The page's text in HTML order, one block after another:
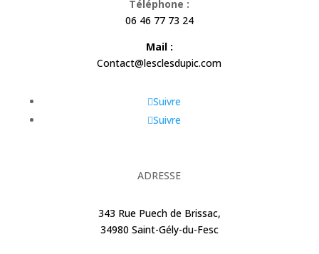
Téléphone :
06 46 77 73 24
Mail :
Contact@lesclesdupic.com
Suivre
Suivre
ADRESSE
343 Rue Puech de Brissac,
34980 Saint-Gély-du-Fesc